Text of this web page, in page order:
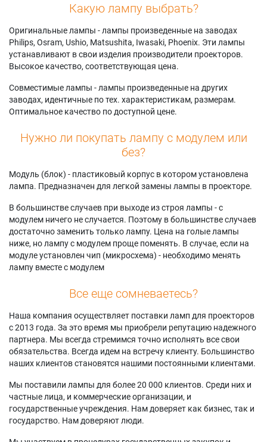
Какую лампу выбрать?
Оригинальные лампы - лампы произведенные на заводах
Philips, Osram, Ushio, Matsushita, Iwasaki, Phoenix. Эти лампы
устанавливают в свои изделия производители проекторов.
Высокое качество, соответствующая цена.
Совместимые лампы - лампы произведенные на других
заводах, идентичные по тех. характеристикам, размерам.
Оптимальное качество по доступной цене.
Нужно ли покупать лампу с модулем или
без?
Модуль (блок) - пластиковый корпус в котором установлена
лампа. Предназначен для легкой замены лампы в проекторе.
В большинстве случаев при выходе из строя лампы - с
модулем ничего не случается. Поэтому в большинстве случаев
достаточно заменить только лампу. Цена на голые лампы
ниже, но лампу с модулем проще поменять. В случае, если на
модуле установлен чип (микросхема) - необходимо менять
лампу вместе с модулем
Все еще сомневаетесь?
Наша компания осуществляет поставки ламп для проекторов
с 2013 года. За это время мы приобрели репутацию надежного
партнера. Мы всегда стремимся точно исполнять все свои
обязательства. Всегда идем на встречу клиенту. Большинство
наших клиентов становятся нашими постоянными клиентами.
Мы поставили лампы для более 20 000 клиентов. Среди них и
частные лица, и коммерческие организации, и
государственные учреждения. Нам доверяет как бизнес, так и
государство. Нам доверяют люди.